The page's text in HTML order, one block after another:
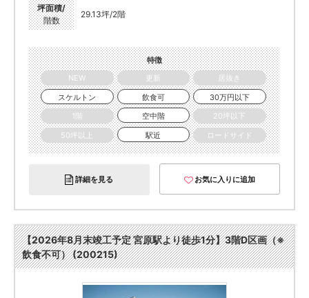
坪面積/
階数
29.13坪/2階
特徴
NEW
更新
居抜き
スケルトン
飲食可
30万円以下
1階
空中階
20坪以下
50坪以上
駅近 ロードサイド
詳細を見る お気に入りに追加
【2026年8月末竣工予定 宮原駅より徒歩1分】3階D区画（※
飲食不可） (200215)